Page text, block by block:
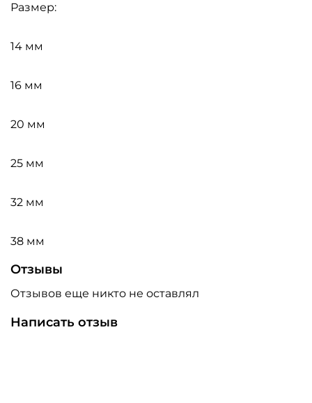
Размер:
14 мм
16 мм
20 мм
25 мм
32 мм
38 мм
Отзывы
Отзывов еще никто не оставлял
Написать отзыв